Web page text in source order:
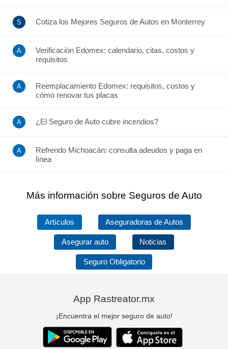
Cotiza los Mejores Seguros de Autos en Monterrey
Verificación Edomex: calendario, citas, costos y
requisitos
Reemplacamiento Edomex: requisitos, costos y
cómo renovar tus placas
¿El Seguro de Auto cubre incendios?
Refrendo Michoacán: consulta adeudos y paga en
línea
Más información sobre Seguros de Auto
Artículos Aseguradoras de Autos
Asegurar auto Noticias
Seguro Obligatorio
App Rastreator.mx
¡Encuentra el mejor seguro de auto!